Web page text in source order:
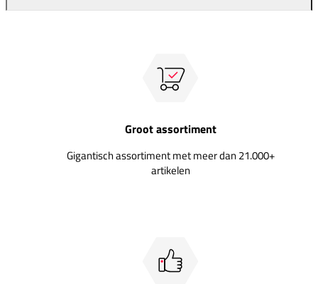
Groot assortiment
Gigantisch assortiment met meer dan 21.000+
artikelen